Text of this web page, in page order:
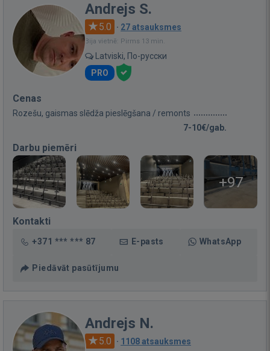
Andrejs S.
5.0 · 27 atsauksmes
Bija vietnē: Pirms 13 min.
Latviski, По-русски
PRO
Cenas
Rozešu, gaismas slēdža pieslēgšana / remonts
7-10€/gab.
Darbu piemēri
+97
Kontakti
+371 *** *** 87 E-pasts WhatsApp
Piedāvāt pasūtījumu
Andrejs N.
5.0 · 1108 atsauksmes